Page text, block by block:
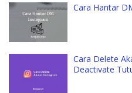
Cara Hantar
Cara Delete
Deactivate